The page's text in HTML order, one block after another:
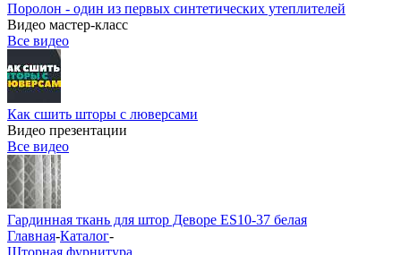
Поролон - один из первых синтетических утеплителей
Видео мастер-класс
Все видео
Как сшить шторы с люверсами
Видео презентации
Все видео
Гардинная ткань для штор Деворе ES10-37 белая
Главная-Каталог-
Шторная фурнитура